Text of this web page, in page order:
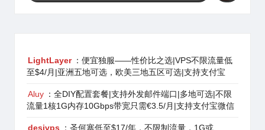
LightLayer ：便宜独服——性价比之选|VPS不限流量低
至$4/月|亚洲五地可选，欧美三地五区可选|支持支付宝
Aluy ：全DIY配置套餐|支持外发邮件端口|多地可选|不限
流量1核1G内存10Gbps带宽只需€3.5/月|支持支付宝微信
desivps ：圣何塞低至$17/年，不限制流量，1G或